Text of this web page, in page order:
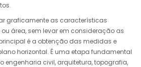
graficamente as características
área, sem levar em consideração as
é a obtenção das medidas e
horizontal. É uma etapa fundamental
engenharia civil, arquitetura, topografia,